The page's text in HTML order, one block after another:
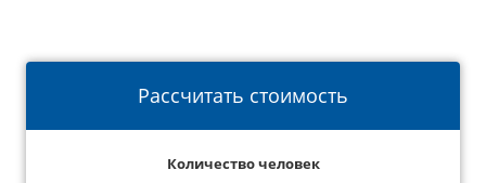
Рассчитать стоимость
Количество человек